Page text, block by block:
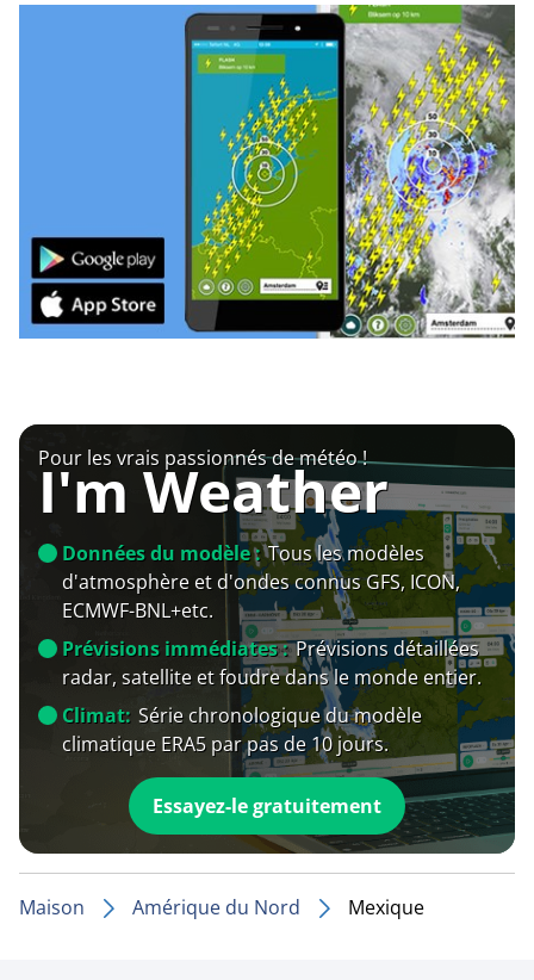
Pour les vrais passionnés de météo !
I'm Weather
Données du modèle : Tous les modèles
d'atmosphère et d'ondes connus GFS, ICON,
ECMWF-BNL+etc.
Prévisions immédiates : Prévisions détaillées
radar, satellite et foudre dans le monde entier.
Climat: Série chronologique du modèle
climatique ERA5 par pas de 10 jours.
Essayez-le gratuitement
Maison Amérique du Nord Mexique